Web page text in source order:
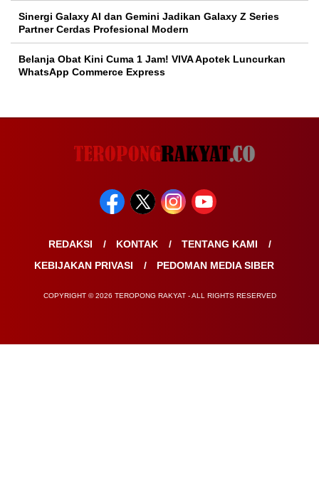
Sinergi Galaxy AI dan Gemini Jadikan Galaxy Z Series
Partner Cerdas Profesional Modern
Belanja Obat Kini Cuma 1 Jam! VIVA Apotek Luncurkan
WhatsApp Commerce Express
REDAKSI KONTAK
TENTANG KAMI
KEBIJAKAN PRIVASI
PEDOMAN MEDIA SIBER
COPYRIGHT © 2026 TEROPONG RAKYAT - ALL RIGHTS RESERVED